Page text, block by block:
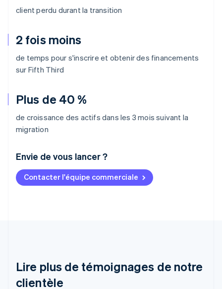
client perdu durant la transition
2 fois moins
de temps pour s'inscrire et obtenir des financements
sur Fifth Third
Plus de 40 %
de croissance des actifs dans les 3 mois suivant la
migration
Envie de vous lancer ?
Contacter l'équipe commerciale
Lire plus de témoignages de notre
clientèle
Allemagne
Brésil
PortuguêsEnglish
Bulgarie